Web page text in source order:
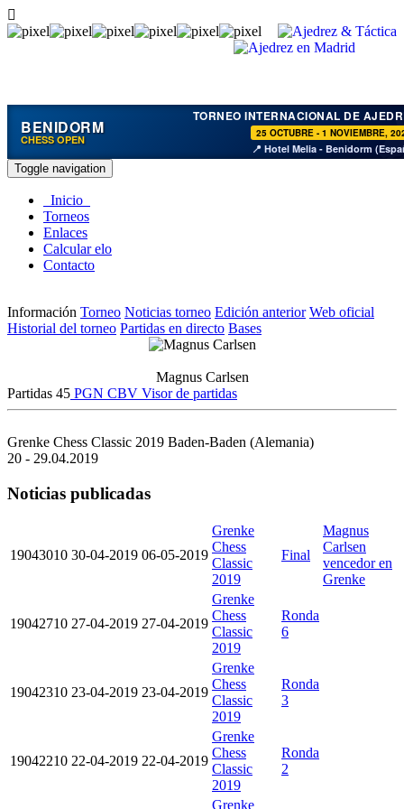
BENIDORM
CHESS OPEN
TORNEO INTERNACIONAL DE
25 OCTUBRE - 1 NOVIEMBRE,
📍 Hotel Melia - Benidorm
Toggle navigation
Inicio
Torneos
Enlaces
Calcular elo
Contacto
Información Torneo Noticias torneo Edición anterior Web oficial
Historial del torneo Partidas en directo Bases
Magnus Carlsen
Partidas 45 PGN CBV Visor de partidas
Grenke Chess Classic 2019 Baden-Baden (Alemania)
20 - 29.04.2019
Noticias publicadas
19043010 30-04-2019 06-05-2019
Grenke
Chess
Classic
2019
Final
Magnus
Carlsen
vencedor en
Grenke
19042710 27-04-2019 27-04-2019
Grenke
Chess
Classic
2019
Ronda
6
19042310 23-04-2019 23-04-2019
Grenke
Chess
Classic
2019
Ronda
3
19042210 22-04-2019 22-04-2019
Grenke
Chess
Classic
2019
Ronda
2
Grenke